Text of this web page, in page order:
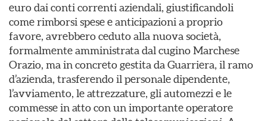
euro dai conti correnti aziendali, giustificandoli
come rimborsi spese e anticipazioni a proprio
favore, avrebbero ceduto alla nuova società,
formalmente amministrata dal cugino Marchese
Orazio, ma in concreto gestita da Guarriera, il ramo
d’azienda, trasferendo il personale dipendente,
l’avviamento, le attrezzature, gli automezzi e le
commesse in atto con un importante operatore